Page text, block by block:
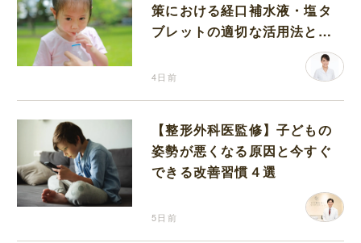
策における経口補水液・塩タ
ブレットの適切な活用法と水
4日前
【整形外科医監修】子どもの
姿勢が悪くなる原因と今すぐ
できる改善習慣４選
5日前